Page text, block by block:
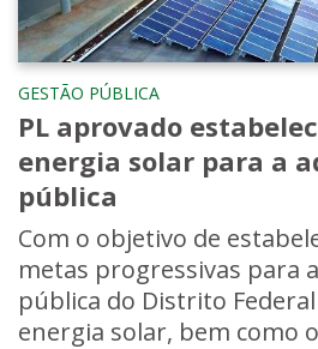
GESTÃO PÚBLICA
PL aprovado
energia solar para a
pública
Com o objetivo de
metas progressivas para
pública do Distrito
energia solar, bem como